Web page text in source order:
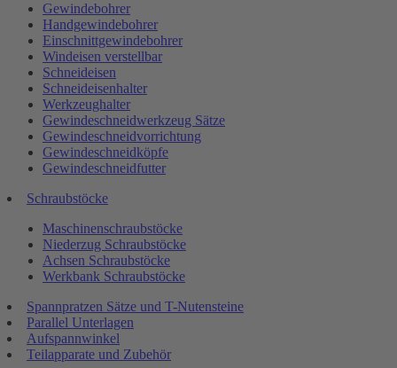
Gewindebohrer
Handgewindebohrer
Einschnittgewindebohrer
Windeisen verstellbar
Schneideisen
Schneideisenhalter
Werkzeughalter
Gewindeschneidwerkzeug Sätze
Gewindeschneidvorrichtung
Gewindeschneidköpfe
Gewindeschneidfutter
Schraubstöcke
Maschinenschraubstöcke
Niederzug Schraubstöcke
Achsen Schraubstöcke
Werkbank Schraubstöcke
Spannpratzen Sätze und T-Nutensteine
Parallel Unterlagen
Aufspannwinkel
Teilapparate und Zubehör